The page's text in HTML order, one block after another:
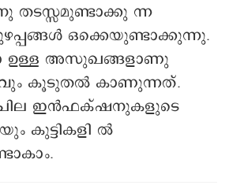
തടസ്സമുണ്ടാക്കു ന്ന
ഒക്കെയുണ്ടാക്കുന്നു.
ഉള്ള അസുഖങ്ങളാണു
കൂടുതൽ കാണുന്നത്.
ഇൻഫക്‌ഷനുകളുടെ
കുട്ടികളി ൽ